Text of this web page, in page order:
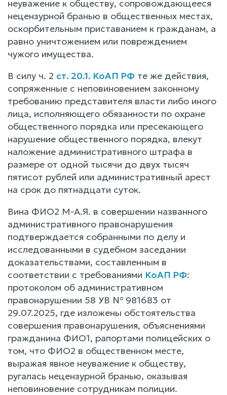
неуважение к обществу, сопровождающееся
нецензурной бранью в общественных местах,
оскорбительным приставанием к гражданам, а
равно уничтожением или повреждением
чужого имущества.
В силу ч. 2 ст. 20.1. КоАП РФ те же действия,
сопряженные с неповиновением законному
требованию представителя власти либо иного
лица, исполняющего обязанности по охране
общественного порядка или пресекающего
нарушение общественного порядка, влекут
наложение административного штрафа в
размере от одной тысячи до двух тысяч
пятисот рублей или административный арест
на срок до пятнадцати суток.
Вина ФИО2 М-А.Я. в совершении названного
административного правонарушения
подтверждается собранными по делу и
исследованными в судебном заседании
доказательствами, составленным в
соответствии с требованиями КоАП РФ:
протоколом об административном
правонарушении 58 УВ № 981683 от
29.07.2025, где изложены обстоятельства
совершения правонарушения, объяснениями
гражданина ФИО1, рапортами полицейских о
том, что ФИО2 в общественном месте,
выражая явное неуважение к обществу,
ругалась нецензурной бранью, оказывая
неповиновение сотрудникам полиции.